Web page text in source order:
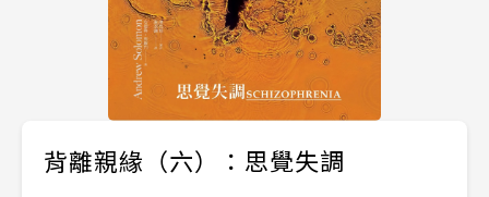
背離親緣（六）：思覺失調